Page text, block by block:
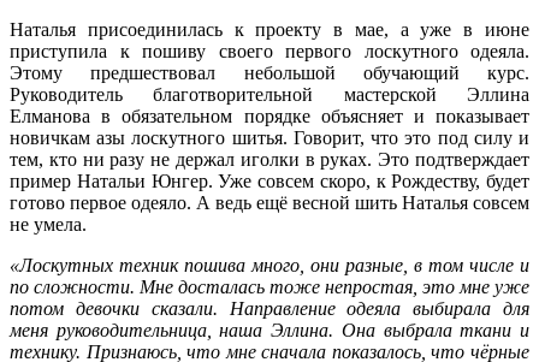
Наталья присоединилась к проекту в мае, а уже в июне
приступила к пошиву своего первого лоскутного одеяла.
Этому предшествовал небольшой обучающий курс.
Руководитель благотворительной мастерской Эллина
Елманова в обязательном порядке объясняет и показывает
новичкам азы лоскутного шитья. Говорит, что это под силу и
тем, кто ни разу не держал иголки в руках. Это подтверждает
пример Натальи Юнгер. Уже совсем скоро, к Рождеству, будет
готово первое одеяло. А ведь ещё весной шить Наталья совсем
не умела.
«Лоскутных техник пошива много, они разные, в том числе и
по сложности. Мне досталась тоже непростая, это мне уже
потом девочки сказали. Направление одеяла выбирала для
меня руководительница, наша Эллина. Она выбрала ткани и
технику. Признаюсь, что мне сначала показалось, что чёрные